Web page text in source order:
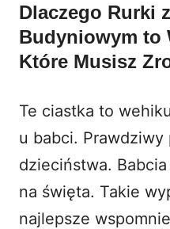
Dlaczego Rurki
Budyniowym to
Które Musisz
Te ciastka to
u babci.
dzieciństwa.
na święta. Takie
najlepsze